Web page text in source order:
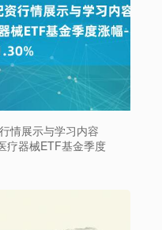
情展示与学习内容
疗器械ETF基金季度